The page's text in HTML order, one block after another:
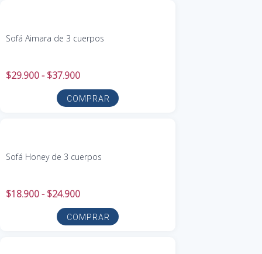
Sofá Aimara de 3 cuerpos
$29.900- $37.900
COMPRAR
Sofá Honey de 3 cuerpos
$18.900- $24.900
COMPRAR